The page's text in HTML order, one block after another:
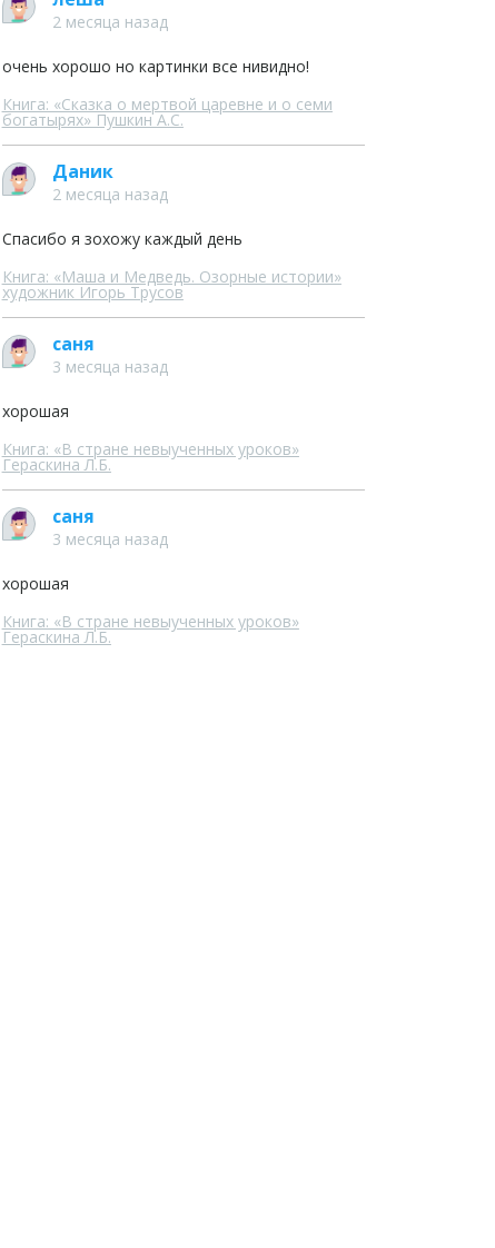
2 месяца назад
очень хорошо но картинки все нивидно!
Книга: «Сказка о мертвой царевне и о семи
богатырях» Пушкин А.С.
Даник
2 месяца назад
Спасибо я зохожу каждый день
Книга: «Маша и Медведь. Озорные истории»
художник Игорь Трусов
саня
3 месяца назад
хорошая
Книга: «В стране невыученных уроков»
Гераскина Л.Б.
саня
3 месяца назад
хорошая
Книга: «В стране невыученных уроков»
Гераскина Л.Б.